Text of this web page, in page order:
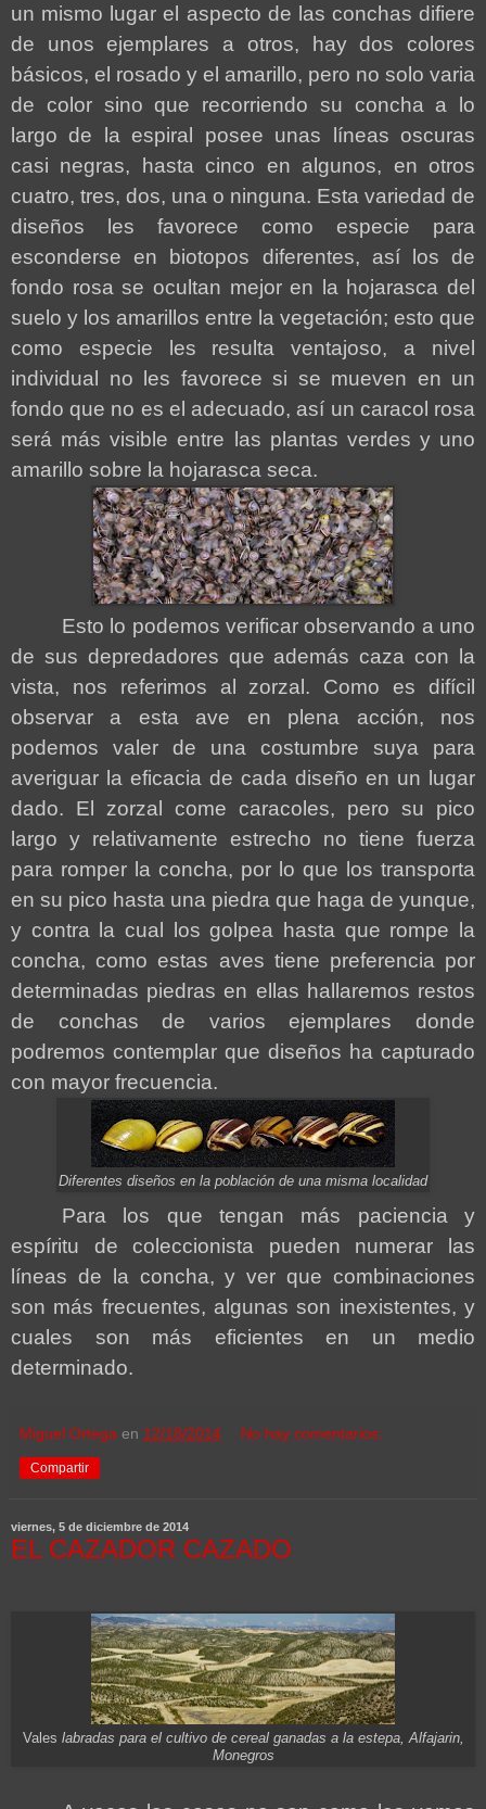
un mismo lugar el aspecto de las conchas difiere
de unos ejemplares a otros, hay dos colores
básicos, el rosado y el amarillo, pero no solo varia
de color sino que recorriendo su concha a lo
largo de la espiral posee unas líneas oscuras
casi negras, hasta cinco en algunos, en otros
cuatro, tres, dos, una o ninguna. Esta variedad de
diseños les favorece como especie para
esconderse en biotopos diferentes, así los de
fondo rosa se ocultan mejor en la hojarasca del
suelo y los amarillos entre la vegetación; esto que
como especie les resulta ventajoso, a nivel
individual no les favorece si se mueven en un
fondo que no es el adecuado, así un caracol rosa
será más visible entre las plantas verdes y uno
amarillo sobre la hojarasca seca.
Esto lo podemos verificar observando a uno
de sus depredadores que además caza con la
vista, nos referimos al zorzal. Como es difícil
observar a esta ave en plena acción, nos
podemos valer de una costumbre suya para
averiguar la eficacia de cada diseño en un lugar
dado. El zorzal come caracoles, pero su pico
largo y relativamente estrecho no tiene fuerza
para romper la concha, por lo que los transporta
en su pico hasta una piedra que haga de yunque,
y contra la cual los golpea hasta que rompe la
concha, como estas aves tiene preferencia por
determinadas piedras en ellas hallaremos restos
de conchas de varios ejemplares donde
podremos contemplar que diseños ha capturado
con mayor frecuencia.
Diferentes diseños en la población de una misma localidad
Para los que tengan más paciencia y
espíritu de coleccionista pueden numerar las
líneas de la concha, y ver que combinaciones
son más frecuentes, algunas son inexistentes, y
cuales son más eficientes en un medio
determinado.
Miguel Ortega en 12/18/2014 No hay comentarios:
Compartir
viernes, 5 de diciembre de 2014
EL CAZADOR CAZADO
Vales labradas para el cultivo de cereal ganadas a la estepa, Alfajarin,
Monegros